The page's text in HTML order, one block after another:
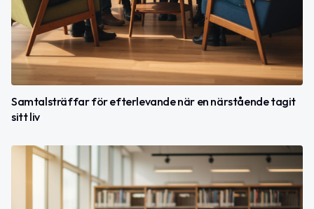
Samtalsträffar för efterlevande när en närstående tagit
sitt liv